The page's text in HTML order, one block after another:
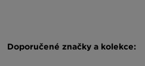
takže ani naše denimová kolekce
Doporučené značky a kolekce: